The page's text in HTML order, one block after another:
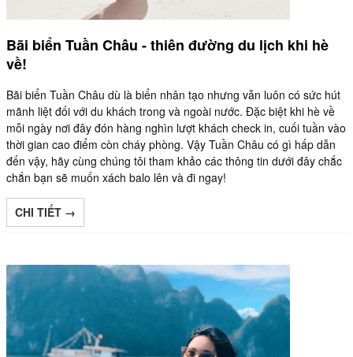
Bãi biển Tuần Châu - thiên đường du lịch khi hè
về!
Bãi biển Tuần Châu dù là biển nhân tạo nhưng vẫn luôn có sức hút
mãnh liệt đối với du khách trong và ngoài nước. Đặc biệt khi hè về
mỗi ngày nơi đây đón hàng nghìn lượt khách check in, cuối tuần vào
thời gian cao điểm còn cháy phòng. Vậy Tuần Châu có gì hấp dẫn
đến vậy, hãy cùng chúng tôi tham khảo các thông tin dưới đây chắc
chắn bạn sẽ muốn xách balo lên và đi ngay!
CHI TIẾT →